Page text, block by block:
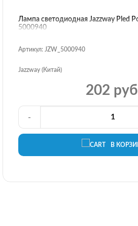
Лампа светодиодная Jazzway Pled
5000940
Артикул: JZW_5000940
Jazzway (Китай)
202
В
-